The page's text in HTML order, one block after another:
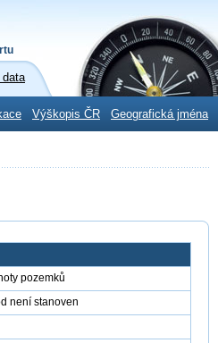
data
Výškopis ČR Geografická jména
pozemků
není stanoven